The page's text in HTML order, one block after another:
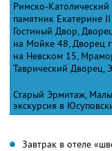
Римско-
памятник Екатерине
Гостиный Двор,
на Мойке 48, Дворец
на Невском 15,
Таврический Дворец,
Старый Эрмитаж,
экскурсия в
Завтрак в отеле